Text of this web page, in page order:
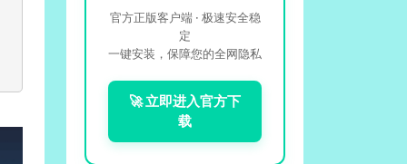
官方正版客户端 · 极速安全稳
定
一键安装，保障您的全网隐私
🚀 立即进入官方下
载